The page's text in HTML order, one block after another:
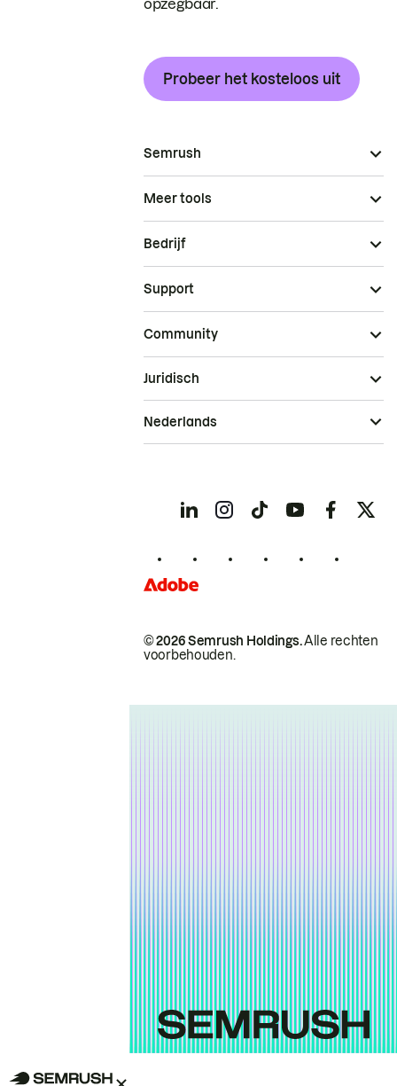
opzegbaar.
Probeer het kosteloos uit
Semrush
Meer tools
Bedrijf
Support
Community
© 2026 Semrush Holdings.Alle rechten
voorbehouden.
Juridisch
Nederlands